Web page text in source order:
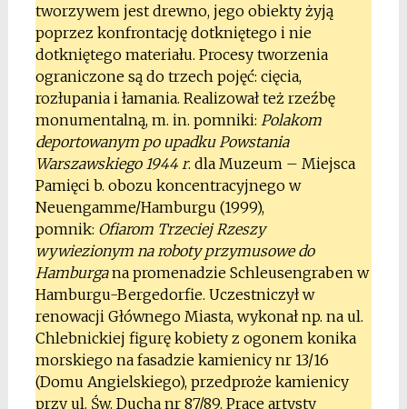
tworzywem jest drewno, jego obiekty żyją
poprzez konfrontację dotkniętego i nie
dotkniętego materiału. Procesy tworzenia
ograniczone są do trzech pojęć: cięcia,
rozłupania i łamania. Realizował też rzeźbę
monumentalną, m. in. pomniki: Polakom
deportowanym po upadku Powstania
Warszawskiego 1944 r. dla Muzeum – Miejsca
Pamięci b. obozu koncentracyjnego w
Neuengamme/Hamburgu (1999),
pomnik: Ofiarom Trzeciej Rzeszy
wywiezionym na roboty przymusowe do
Hamburgana promenadzie Schleusengraben w
Hamburgu-Bergedorfie. Uczestniczył w
renowacji Głównego Miasta, wykonał np. na ul.
Chlebnickiej figurę kobiety z ogonem konika
morskiego na fasadzie kamienicy nr 13/16
(Domu Angielskiego), przedproże kamienicy
przy ul. Św. Ducha nr 87/89. Prace artysty